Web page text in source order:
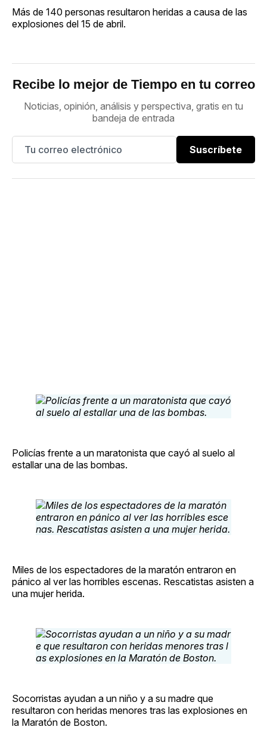
Más de 140 personas resultaron heridas a causa de las
explosiones del 15 de abril.
Recibe lo mejor de Tiempo en tu correo
Noticias, opinión, análisis y perspectiva, gratis en tu
bandeja de entrada
Suscríbete
Policías frente a un maratonista que cayó al suelo al
estallar una de las bombas.
Miles de los espectadores de la maratón entraron en
pánico al ver las horribles escenas. Rescatistas asisten a
una mujer herida.
Socorristas ayudan a un niño y a su madre que
resultaron con heridas menores tras las explosiones en
la Maratón de Boston.